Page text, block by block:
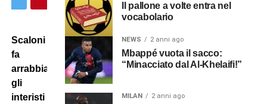
Scaloni
fa
arrabbiare
gli
interisti
Il pallone a volte entra nel
vocabolario
NEWS 2 anni ago
Mbappé vuota il sacco:
“Minacciato dal Al-Khelaifi!”
MILAN 2 anni ago